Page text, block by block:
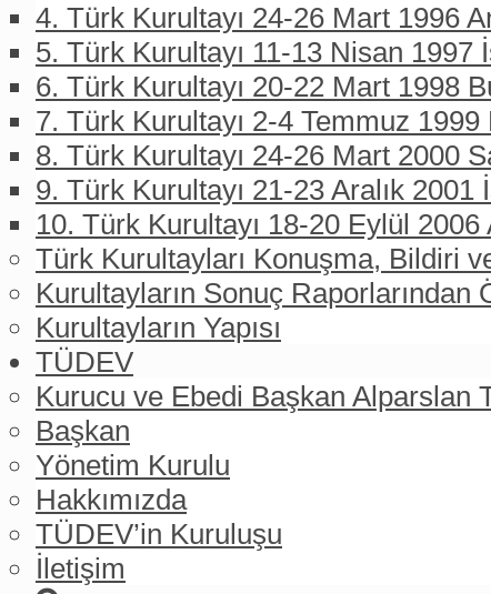
4. Türk Kurultayı 24-26 Mart 1996
5. Türk Kurultayı 11-13 Nisan 1997
6. Türk Kurultayı 20-22 Mart 1998
7. Türk Kurultayı 2-4 Temmuz 1999
8. Türk Kurultayı 24-26 Mart 2000
9. Türk Kurultayı 21-23 Aralık 2001
10. Türk Kurultayı 18-20 Eylül 2006
Türk Kurultayları Konuşma, Bildiri
Kurultayların Sonuç Raporlarından
Kurultayların Yapısı
TÜDEV
Kurucu ve Ebedi Başkan Alparslan
Başkan
Yönetim Kurulu
Hakkımızda
TÜDEV’in Kuruluşu
İletişim